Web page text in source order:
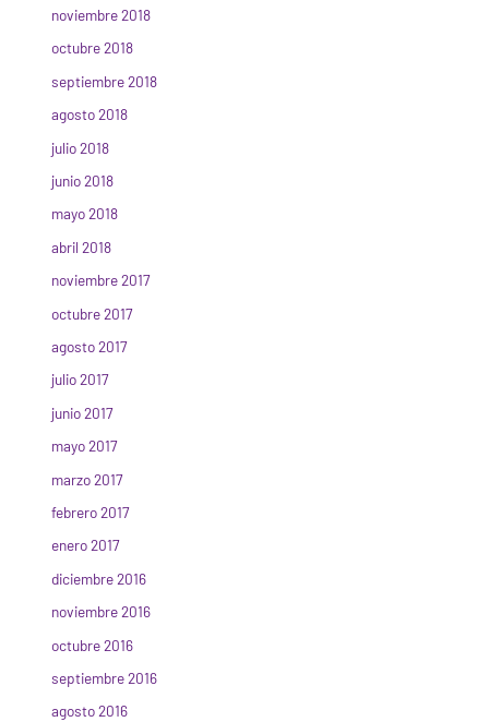
noviembre 2018
octubre 2018
septiembre 2018
agosto 2018
julio 2018
junio 2018
mayo 2018
abril 2018
noviembre 2017
octubre 2017
agosto 2017
julio 2017
junio 2017
mayo 2017
marzo 2017
febrero 2017
enero 2017
diciembre 2016
noviembre 2016
octubre 2016
septiembre 2016
agosto 2016